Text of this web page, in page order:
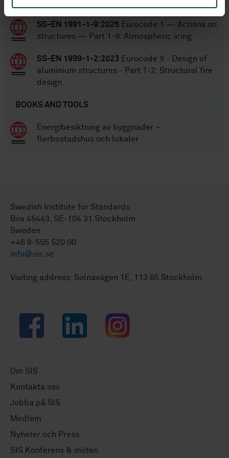
SS-EN 1991-1-9:2025 Eurocode 1 — Actions on
structures — Part 1-9: Atmospheric icing
SS-EN 1999-1-2:2023 Eurocode 9 - Design of
aluminium structures - Part 1-2: Structural fire
design
BOOKS AND TOOLS
Energibesiktning av byggnader –
flerbostadshus och lokaler
Swedish Institute for Standards
Box 45443, SE-104 31 Stockholm
Sweden
+46 8-555 520 00
info@sis.se
Visiting address: Solnavägen 1E, 113 65 Stockholm.
Facebook LinkedIn Instagram
Om SIS
Kontakta oss
Jobba på SIS
Medlem
Nyheter och Press
SIS Konferens & möten